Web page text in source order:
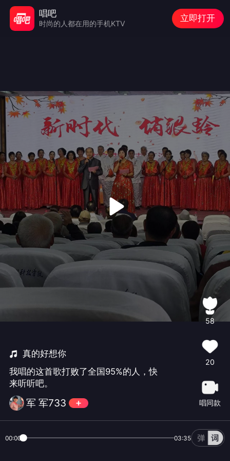
真的好想你
我唱的这首歌打败了全国95%的人，快
来听听吧。
军 军733
58
20
唱同款
00:00 03:35
唱吧
时尚的人都在用的手机KTV
立即打开